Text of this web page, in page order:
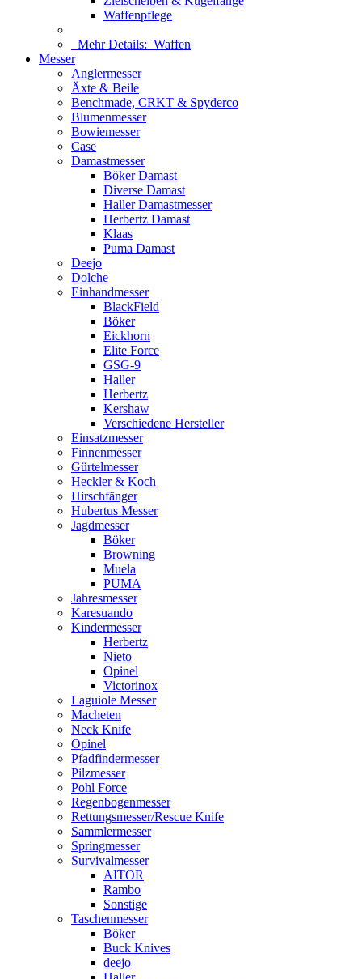
Waffenpflege
Mehr Details: Waffen
Messer
Anglermesser
Äxte & Beile
Benchmade, CRKT & Spyderco
Blumenmesser
Bowiemesser
Case
Damastmesser
Böker Damast
Diverse Damast
Haller Damastmesser
Herbertz Damast
Klaas
Puma Damast
Deejo
Dolche
Einhandmesser
BlackField
Böker
Eickhorn
Elite Force
GSG-9
Haller
Herbertz
Kershaw
Verschiedene Hersteller
Einsatzmesser
Finnenmesser
Gürtelmesser
Heckler & Koch
Hirschfänger
Hubertus Messer
Jagdmesser
Böker
Browning
Muela
PUMA
Jahresmesser
Karesuando
Kindermesser
Herbertz
Nieto
Opinel
Victorinox
Laguiole Messer
Macheten
Neck Knife
Opinel
Pfadfindermesser
Pilzmesser
Pohl Force
Regenbogenmesser
Rettungsmesser/Rescue Knife
Sammlermesser
Springmesser
Survivalmesser
AITOR
Rambo
Sonstige
Taschenmesser
Böker
Buck Knives
deejo